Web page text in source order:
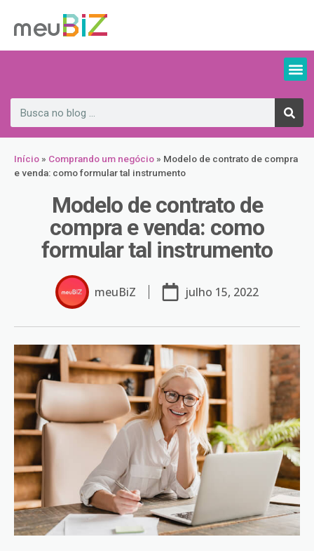
Início » Comprando um negócio » Modelo de contrato de compra
e venda: como formular tal instrumento
Modelo de contrato de
compra e venda: como
formular tal instrumento
meuBiZ julho 15, 2022